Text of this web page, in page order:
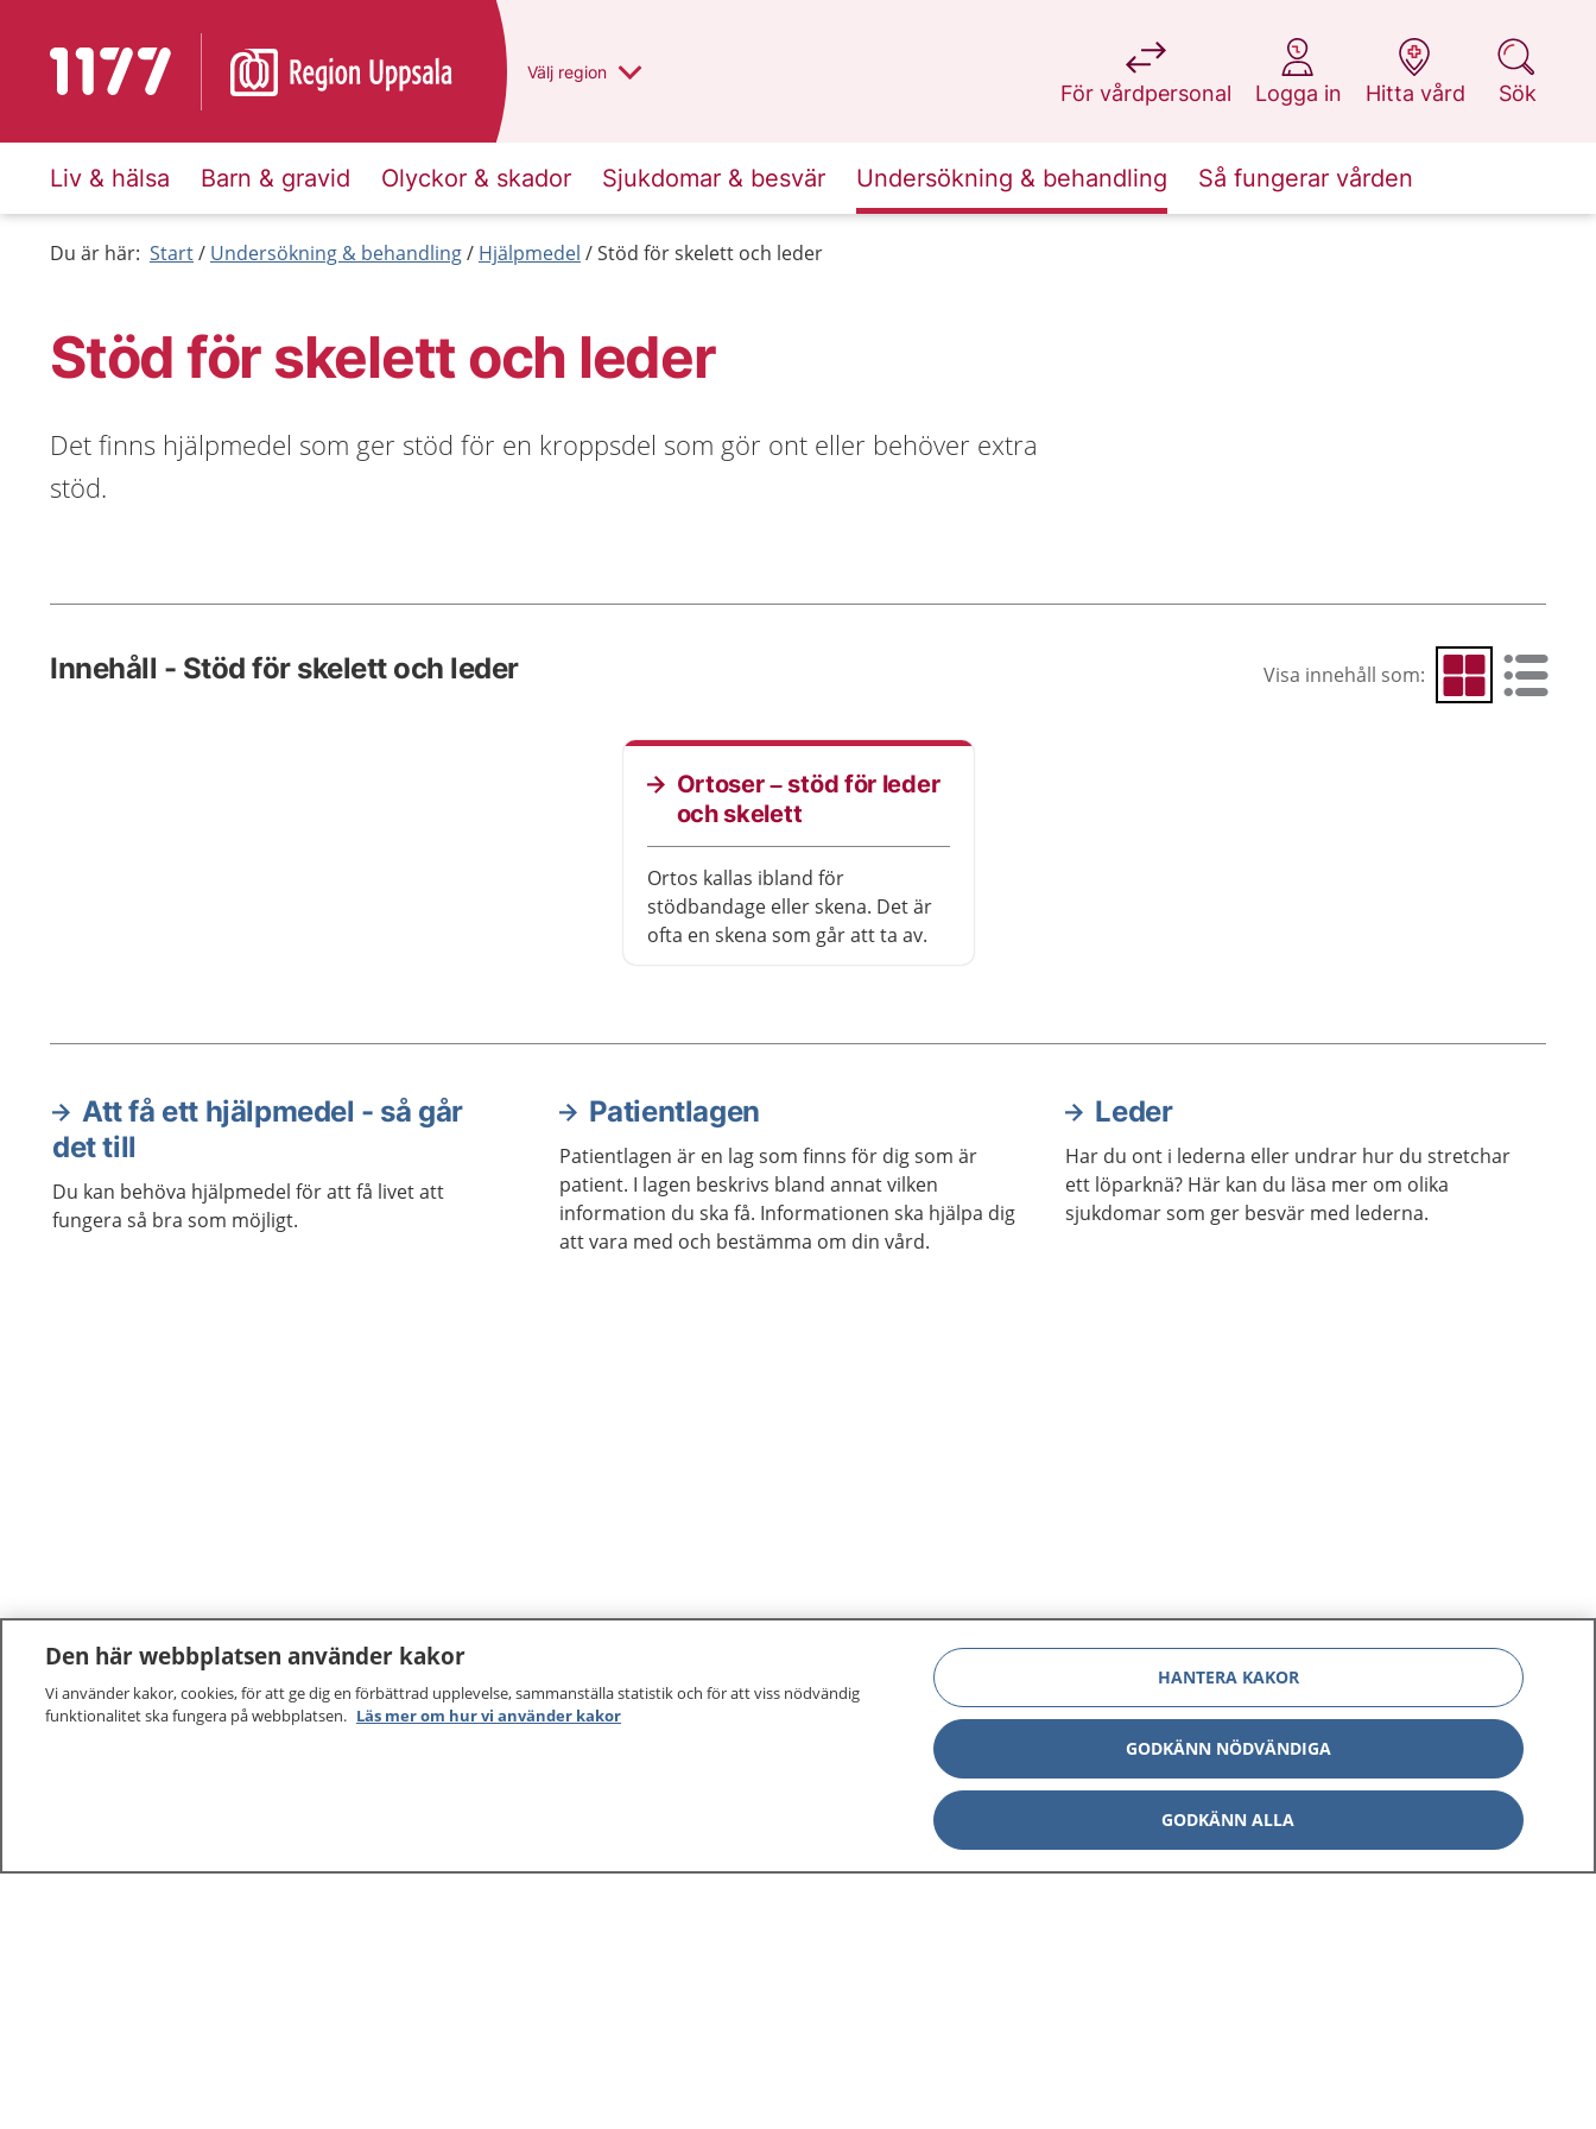
Till startsidan för 1177 Du har valt region
Välj en annan
region
För vårdpersonal
på 1177.se
Logga in
på 1177.se
Hitta vård
på 1177.se
Sök
på 1177.se
Liv & hälsa Barn & gravid Olyckor & skador Sjukdomar & besvär Undersökning & behandling Så fungerar vården
Du är här: Start Undersökning & behandling Hjälpmedel Stöd för skelett och leder
Stöd för skelett och leder
Det finns hjälpmedel som ger stöd för en kroppsdel som gör ont eller behöver extra
stöd.
Innehåll - Stöd för skelett och leder Visa innehåll som: Visa som rutnät
Visa som
Ortoser – stöd för leder
och skelett
Ortos kallas ibland för
stödbandage eller skena. Det är
ofta en skena som går att ta av.
Aktuella artiklar
Att få ett hjälpmedel - så går
det till
Du kan behöva hjälpmedel för att få livet att
fungera så bra som möjligt.
Patientlagen
Patientlagen är en lag som finns för dig som är
patient. I lagen beskrivs bland annat vilken
information du ska få. Informationen ska hjälpa dig
att vara med och bestämma om din vård.
Leder
Har du ont i lederna eller undrar hur du stretchar
ett löparknä? Här kan du läsa mer om olika
sjukdomar som ger besvär med lederna.
Den här webbplatsen använder kakor
Vi använder kakor, cookies, för att ge dig en förbättrad upplevelse, sammanställa statistik och för att viss nödvändig
funktionalitet ska fungera på webbplatsen. Läs mer om hur vi använder kakor
HANTERA KAKOR
GODKÄNN NÖDVÄNDIGA
GODKÄNN ALLA